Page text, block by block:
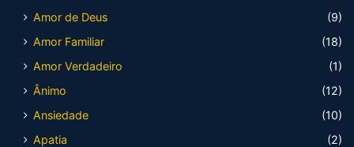
Amor de Deus
(9)
Amor Familiar
(18)
Amor Verdadeiro
(1)
Ânimo
(12)
Ansiedade
(10)
Apatia
(2)